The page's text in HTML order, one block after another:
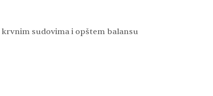
sudovima i opštem balansu